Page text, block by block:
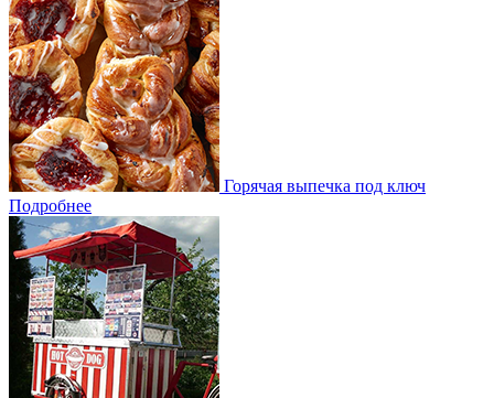
Горячая выпечка под ключ
Подробнее